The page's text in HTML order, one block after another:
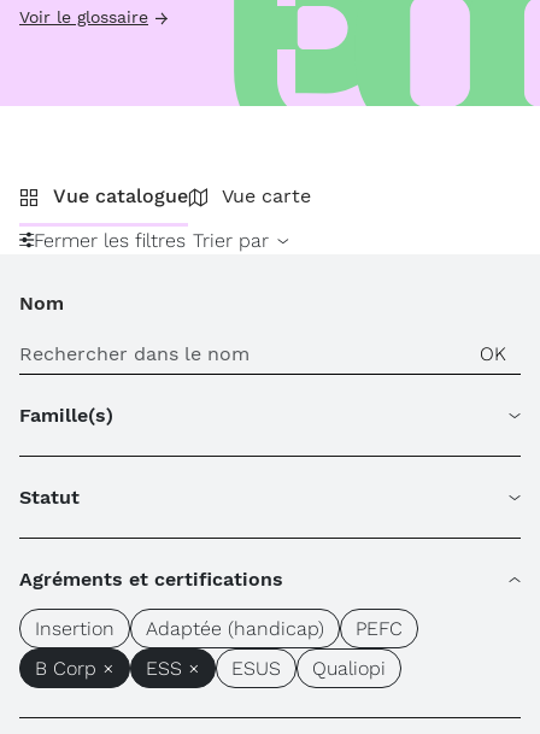
Voir le glossaire
Vue catalogue
Vue carte
Fermer les filtres Trier par
Nom
Famille(s)
Statut
Agréments et certifications
Insertion Adaptée (handicap)
PEFC
B Corp ×
ESS × ESUS Qualiopi